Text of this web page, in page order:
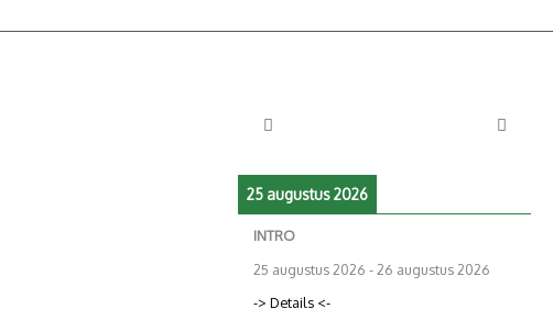
25 augustus 2026
INTRO
25 augustus 2026 -26 augustus 2026
-> Details <-